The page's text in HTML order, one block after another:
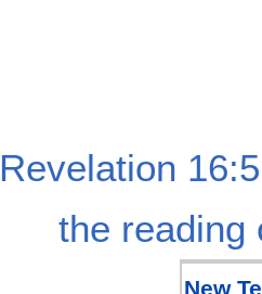
Revelation
the reading